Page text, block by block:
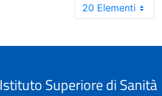
20 Elementi
Istituto Superiore di Sanità